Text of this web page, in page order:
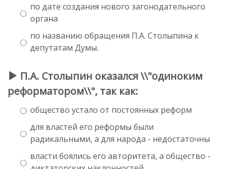
по дате создания нового загонодательного
органа
по названию обращения П.А. Столыпина к
депутатам Думы.
П.А. Столыпин оказался \\"одиноким
реформатором\\", так как:
общество устало от постоянных реформ
для властей его реформы были
радикальными, а для народа - недостаточны
власти боялись его авторитета, а общество -